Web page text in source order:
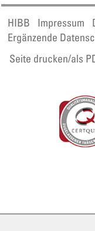
HIBB Impressum
Ergänzende
Seite drucken/als